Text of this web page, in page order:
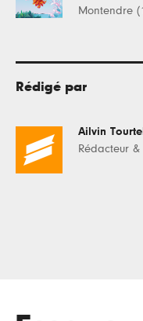
Montendre
Rédigé par
Ailvin
Rédacteur